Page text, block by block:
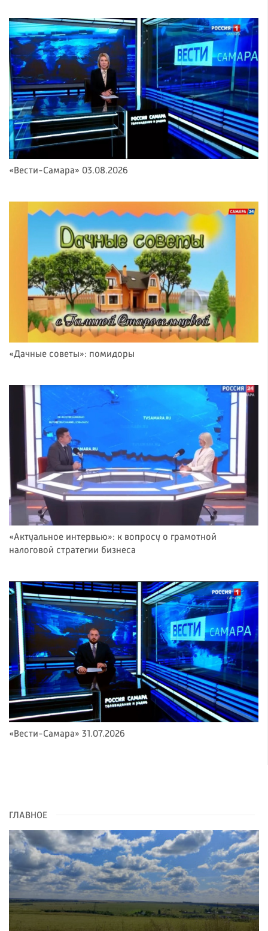
«Вести-Самара» 03.08.2026
«Дачные советы»: помидоры
«Актуальное интервью»: к вопросу о грамотной
налоговой стратегии бизнеса
«Вести-Самара» 31.07.2026
ГЛАВНОЕ